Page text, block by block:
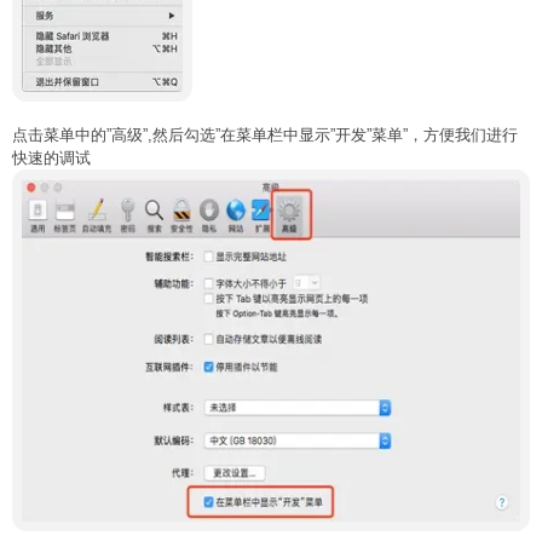
点击菜单中的”高级”,然后勾选”在菜单栏中显示”开发”菜单”，方便我们进行
快速的调试